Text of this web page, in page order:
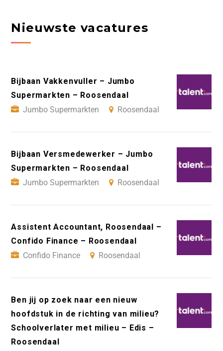
Nieuwste vacatures
Bijbaan Vakkenvuller – Jumbo
Supermarkten – Roosendaal
Jumbo Supermarkten
Roosendaal
Bijbaan Versmedewerker – Jumbo
Supermarkten – Roosendaal
Jumbo Supermarkten
Roosendaal
Assistent Accountant, Roosendaal –
Confido Finance – Roosendaal
Confido Finance
Roosendaal
Ben jij op zoek naar een nieuw
hoofdstuk in de richting van milieu?
Schoolverlater met milieu – Edis –
Roosendaal